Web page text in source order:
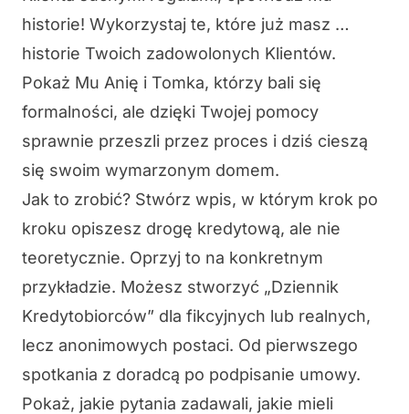
historie! Wykorzystaj te, które już masz …
historie Twoich zadowolonych Klientów.
Pokaż Mu Anię i Tomka, którzy bali się
formalności, ale dzięki Twojej pomocy
sprawnie przeszli przez proces i dziś cieszą
się swoim wymarzonym domem.
Jak to zrobić? Stwórz wpis, w którym krok po
kroku opiszesz drogę kredytową, ale nie
teoretycznie. Oprzyj to na konkretnym
przykładzie. Możesz stworzyć „Dziennik
Kredytobiorców” dla fikcyjnych lub realnych,
lecz anonimowych postaci. Od pierwszego
spotkania z doradcą po podpisanie umowy.
Pokaż, jakie pytania zadawali, jakie mieli